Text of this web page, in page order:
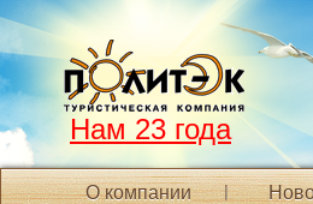
Нам 23 года
О компании